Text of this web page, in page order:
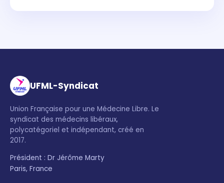
UFML-Syndicat
Union Française pour une Médecine Libre. Le
syndicat des médecins libéraux,
polycatégoriel et indépendant, créé en
2017.
Président : Dr Jérôme Marty
Paris, France